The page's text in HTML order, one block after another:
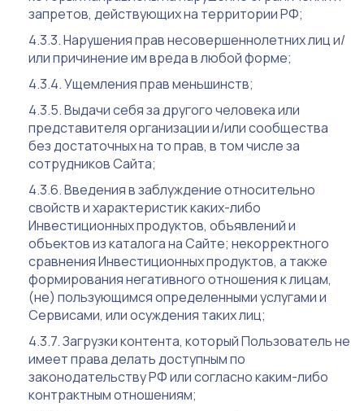
запретов, действующих на территории РФ;
Нарушения прав несовершеннолетних лиц и/
или причинение им вреда в любой форме;
Ущемления прав меньшинств;
Выдачи себя за другого человека или
представителя организации и/или сообщества
без достаточных на то прав, в том числе за
сотрудников Сайта;
Введения в заблуждение относительно
свойств и характеристик каких-либо
Инвестиционных продуктов, объявлений и
объектов из каталога на Сайте; некорректного
сравнения Инвестиционных продуктов, а также
формирования негативного отношения к лицам,
(не) пользующимся определенными услугами и
Сервисами, или осуждения таких лиц;
Загрузки контента, который Пользователь не
имеет права делать доступным по
законодательству РФ или согласно каким-либо
контрактным отношениям;